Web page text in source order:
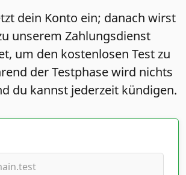
dein Konto ein; danach wirst
unserem Zahlungsdienst
um den kostenlosen Test zu
der Testphase wird nichts
du kannst jederzeit kündigen.